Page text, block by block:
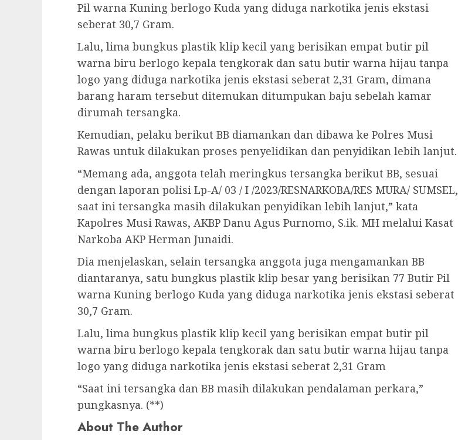
Pil warna Kuning berlogo Kuda yang diduga narkotika jenis ekstasi
seberat 30,7 Gram.
Lalu, lima bungkus plastik klip kecil yang berisikan empat butir pil
warna biru berlogo kepala tengkorak dan satu butir warna hijau tanpa
logo yang diduga narkotika jenis ekstasi seberat 2,31 Gram, dimana
barang haram tersebut ditemukan ditumpukan baju sebelah kamar
dirumah tersangka.
Kemudian, pelaku berikut BB diamankan dan dibawa ke Polres Musi
Rawas untuk dilakukan proses penyelidikan dan penyidikan lebih lanjut.
“Memang ada, anggota telah meringkus tersangka berikut BB, sesuai
dengan laporan polisi Lp-A/ 03 / I /2023/RESNARKOBA/RES MURA/ SUMSEL,
saat ini tersangka masih dilakukan penyidikan lebih lanjut,” kata
Kapolres Musi Rawas, AKBP Danu Agus Purnomo, S.ik. MH melalui Kasat
Narkoba AKP Herman Junaidi.
Dia menjelaskan, selain tersangka anggota juga mengamankan BB
diantaranya, satu bungkus plastik klip besar yang berisikan 77 Butir Pil
warna Kuning berlogo Kuda yang diduga narkotika jenis ekstasi seberat
30,7 Gram.
Lalu, lima bungkus plastik klip kecil yang berisikan empat butir pil
warna biru berlogo kepala tengkorak dan satu butir warna hijau tanpa
logo yang diduga narkotika jenis ekstasi seberat 2,31 Gram
“Saat ini tersangka dan BB masih dilakukan pendalaman perkara,”
pungkasnya. (**)
About The Author